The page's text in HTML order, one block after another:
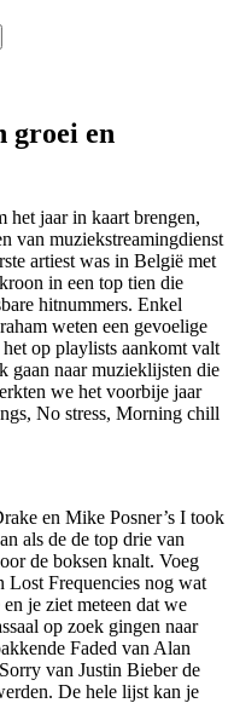
groei en
het jaar in kaart brengen,
van muziekstreamingdienst
artiest was in België met
in een top tien die
hitnummers. Enkel
weten een gevoelige
op playlists aankomt valt
gaan naar muzieklijsten die
we het voorbije jaar
No stress, Morning chill
en Mike Posner’s I took
als de de top drie van
de boksen knalt. Voeg
Frequencies nog wat
je ziet meteen dat we
op zoek gingen naar
Faded van Alan
van Justin Bieber de
De hele lijst kan je